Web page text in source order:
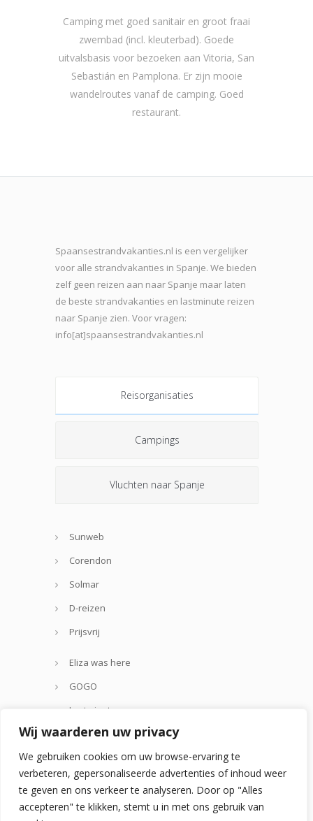
Wij waarderen uw privacy
We gebruiken cookies om uw browse-ervaring te
verbeteren, gepersonaliseerde advertenties of inhoud weer
te geven en ons verkeer te analyseren. Door op "Alles
accepteren" te klikken, stemt u in met ons gebruik van
Camping met goed sanitair en groot fraai
zwembad (incl. kleuterbad). Goede
uitvalsbasis voor bezoeken aan Vitoria, San
Sebastián en Pamplona. Er zijn mooie
wandelroutes vanaf de camping. Goed
restaurant.
Spaansestrandvakanties.nl is een vergelijker
voor alle strandvakanties in Spanje. We bieden
zelf geen reizen aan naar Spanje maar laten
de beste strandvakanties en lastminute reizen
naar Spanje zien. Voor vragen:
info[at]spaansestrandvakanties.nl
Reisorganisaties
Campings
Vluchten naar Spanje
Sunweb
Corendon
Solmar
D-reizen
Prijsvrij
Eliza was here
GOGO
Lastminute.com
Thomas Cook
Zoover